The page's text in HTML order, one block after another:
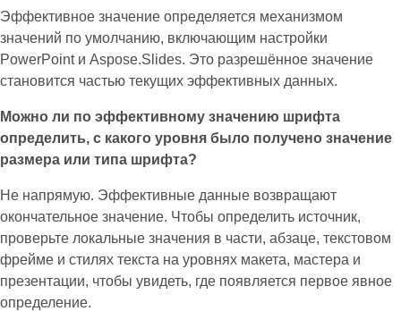
Эффективное значение определяется механизмом
значений по умолчанию, включающим настройки
PowerPoint и Aspose.Slides. Это разрешённое значение
становится частью текущих эффективных данных.
Можно ли по эффективному значению шрифта
определить, с какого уровня было получено значение
размера или типа шрифта?
Не напрямую. Эффективные данные возвращают
окончательное значение. Чтобы определить источник,
проверьте локальные значения в части, абзаце, текстовом
фрейме и стилях текста на уровнях макета, мастера и
презентации, чтобы увидеть, где появляется первое явное
определение.